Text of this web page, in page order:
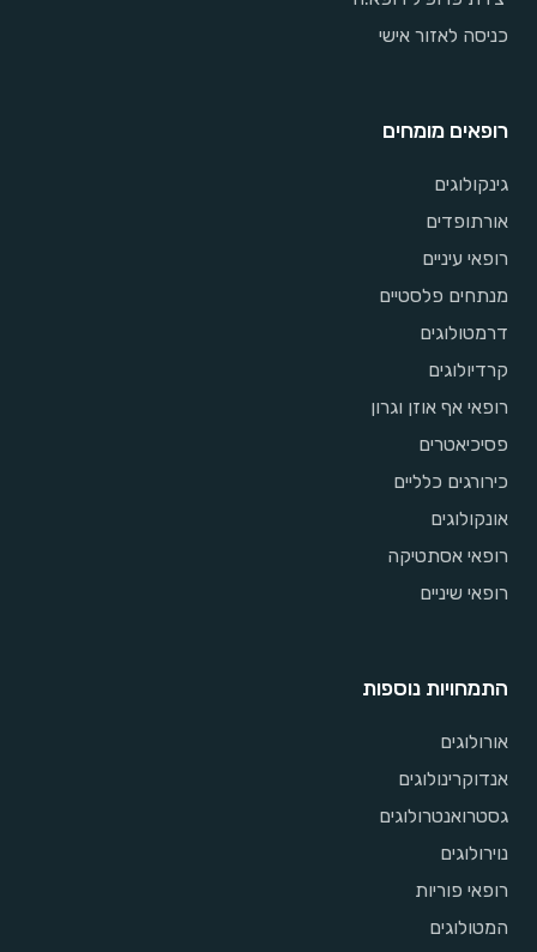
כניסה לאזור אישי
רופאים מומחים
גינקולוגים
אורתופדים
רופאי עיניים
מנתחים פלסטיים
דרמטולוגים
קרדיולוגים
רופאי אף אוזן וגרון
פסיכיאטרים
כירורגים כלליים
אונקולוגים
רופאי אסתטיקה
רופאי שיניים
התמחויות נוספות
אורולוגים
אנדוקרינולוגים
גסטרואנטרולוגים
נוירולוגים
רופאי פוריות
המטולוגים